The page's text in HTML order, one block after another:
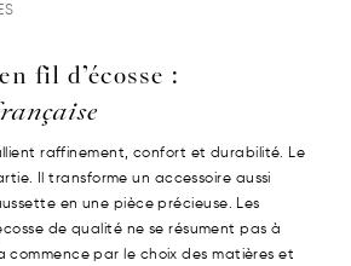
fil d’écosse :
raffinement, confort et durabilité. Le
Il transforme un accessoire aussi
en une pièce précieuse. Les
de qualité ne se résument pas à
commence par le choix des matières et